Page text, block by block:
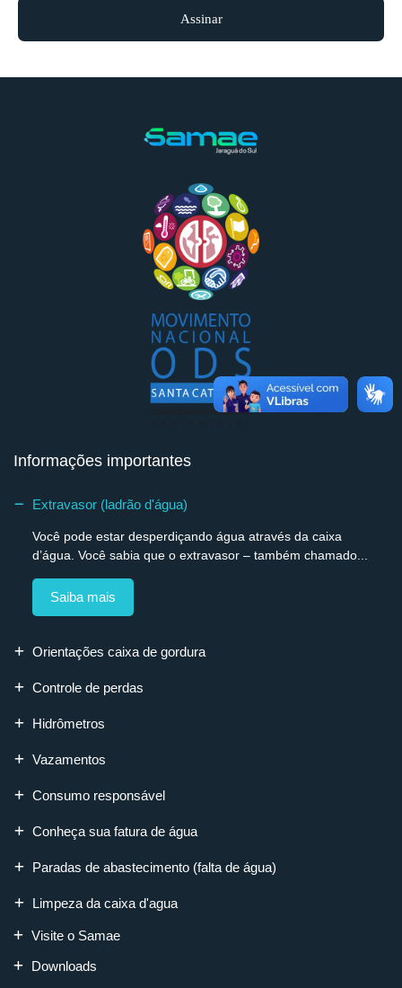
Assinar
Informações importantes
Extravasor (ladrão d'água)
Você pode estar desperdiçando água através da caixa
d’água. Você sabia que o extravasor – também chamado...
Saiba mais
Orientações caixa de gordura
Controle de perdas
Hidrômetros
Vazamentos
Consumo responsável
Conheça sua fatura de água
Paradas de abastecimento (falta de água)
Limpeza da caixa d'agua
Visite o Samae
Downloads